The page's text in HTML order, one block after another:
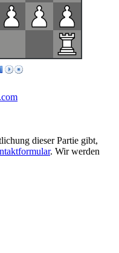
dieser Partie gibt,
. Wir werden